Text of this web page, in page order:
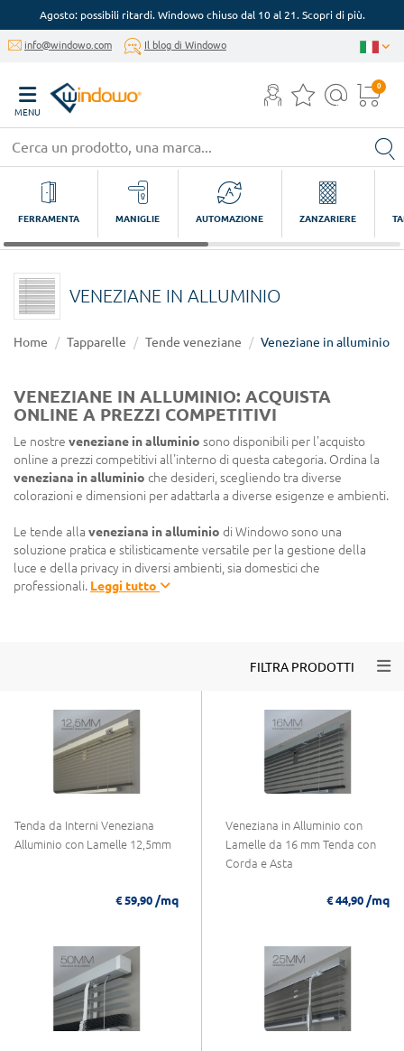
Agosto: possibili ritardi. Windowo chiuso dal 10 al 21. Scopri di più.
info@windowo.com Il blog di Windowo
MENU
0
FERRAMENTA MANIGLIE AUTOMAZIONE ZANZARIERE
VENEZIANE IN ALLUMINIO
Home Tapparelle Tende veneziane Veneziane in alluminio
VENEZIANE IN ALLUMINIO: ACQUISTA
ONLINE A PREZZI COMPETITIVI
Le nostre veneziane in alluminio sono disponibili per l'acquisto
online a prezzi competitivi all'interno di questa categoria. Ordina la
veneziana in alluminio che desideri, scegliendo tra diverse
colorazioni e dimensioni per adattarla a diverse esigenze e ambienti.
Le tende alla veneziana in alluminio di Windowo sono una
soluzione pratica e stilisticamente versatile per la gestione della
luce e della privacy in diversi ambienti, sia domestici che
professionali. Leggi tutto
FILTRA PRODOTTI
Tenda da Interni Veneziana
Alluminio con Lamelle 12,5mm
€ 59,90 /mq
Veneziana in Alluminio con
Lamelle da 16 mm Tenda con
Corda e Asta
€ 44,90 /mq